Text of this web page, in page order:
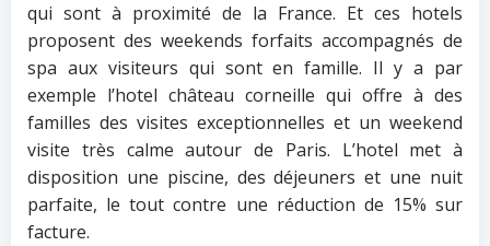
qui sont à proximité de la France. Et ces hotels
proposent des weekends forfaits accompagnés de
spa aux visiteurs qui sont en famille. Il y a par
exemple l’hotel château corneille qui offre à des
familles des visites exceptionnelles et un weekend
visite très calme autour de Paris. L’hotel met à
disposition une piscine, des déjeuners et une nuit
parfaite, le tout contre une réduction de 15% sur
facture.